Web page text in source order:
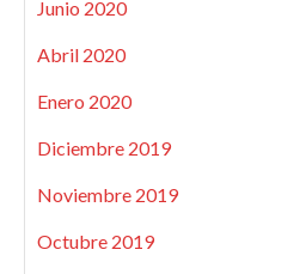
Junio 2020
Abril 2020
Enero 2020
Diciembre 2019
Noviembre 2019
Octubre 2019